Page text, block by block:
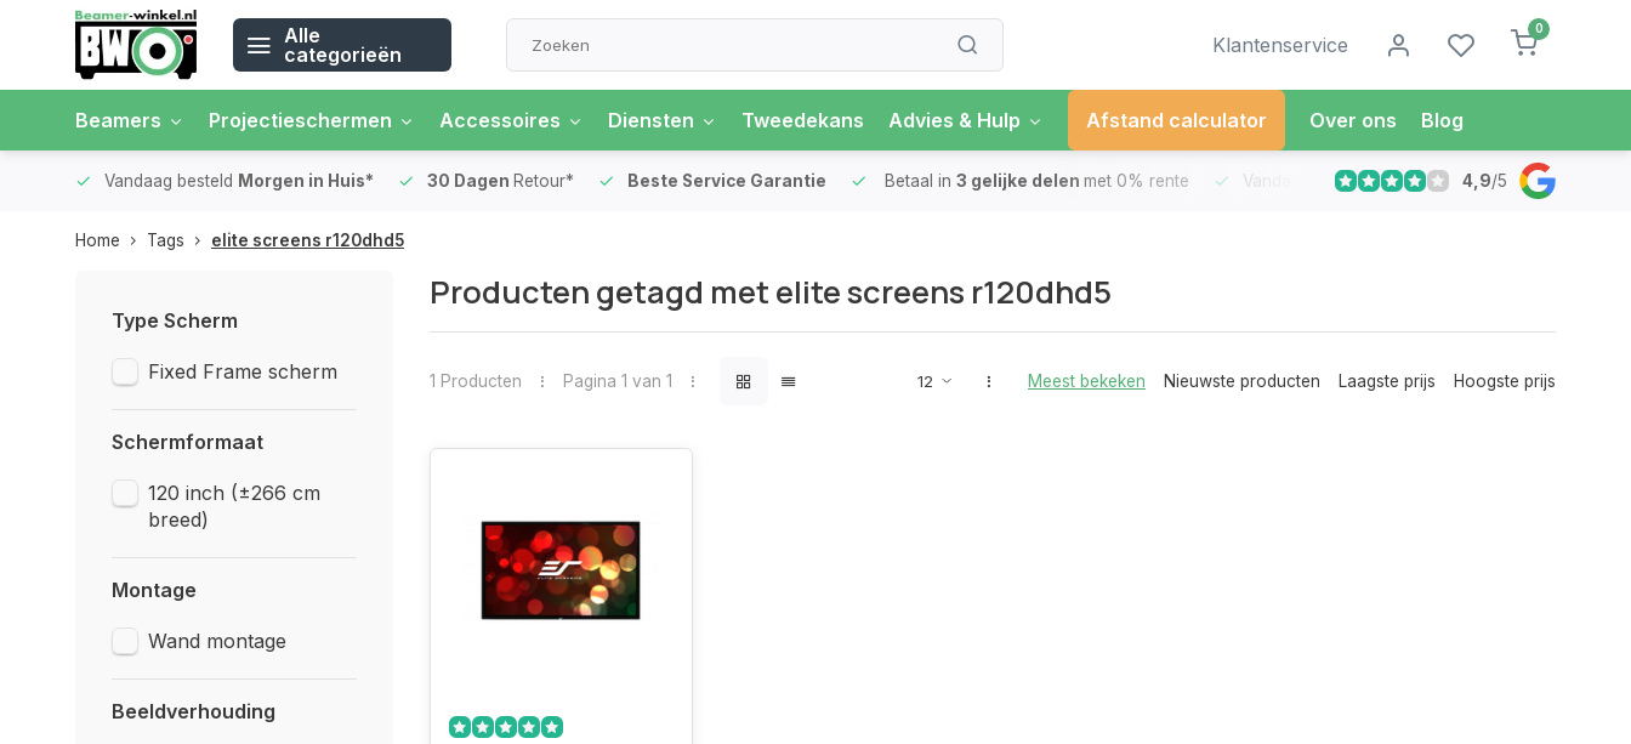
Alle
categorieën
Klantenservice
0
Beamers Projectieschermen Accessoires Diensten Tweedekans Advies & Hulp Afstand calculator Over ons Blog
Vandaag besteld Morgen in Huis* 30 Dagen Retour* Beste Service Garantie Betaal in 3 gelijke delen met 0% rente Vandaag besteldMorgen in Huis*
4,9/5
Home Tags elite screens r120dhd5
Type Scherm
Fixed Frame scherm
Schermformaat
120 inch (±266 cm
breed)
Montage
Wand montage
Beeldverhouding
Producten getagd met elite screens r120dhd5
1 Producten Pagina 1 van 1 Meest bekeken Nieuwste producten Laagste prijs Hoogste prijs